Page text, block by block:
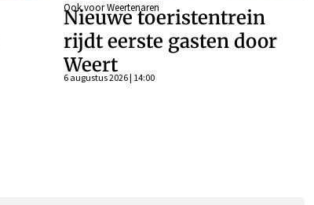
Ook voor Weertenaren
Nieuwe toeristentrein
rijdt eerste gasten door
Weert
6 augustus 2026 | 14:00